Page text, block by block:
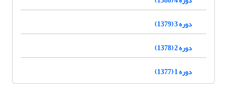
دوره 3 (1379)
دوره 2 (1378)
دوره 1 (1377)